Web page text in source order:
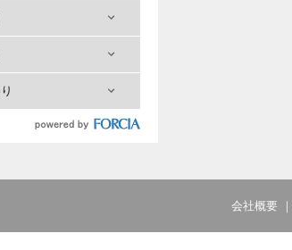
会社概要